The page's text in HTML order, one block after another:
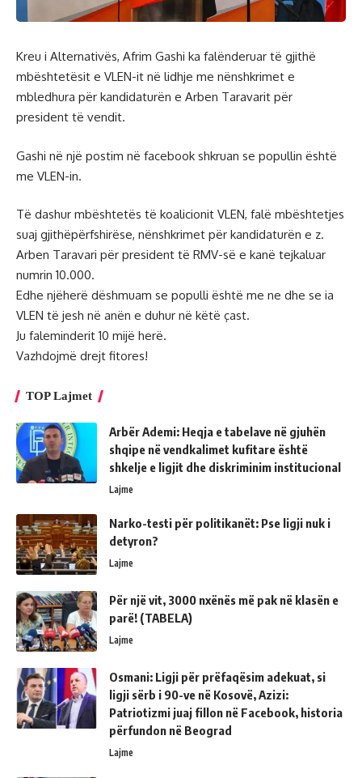
Kreu i Alternativës, Afrim Gashi ka falënderuar të gjithë
mbështetësit e VLEN-it në lidhje me nënshkrimet e
mbledhura për kandidaturën e Arben Taravarit për
president të vendit.
Gashi në një postim në facebook shkruan se popullin është
me VLEN-in.
Të dashur mbështetës të koalicionit VLEN, falë mbështetjes
suaj gjithëpërfshirëse, nënshkrimet për kandidaturën e z.
Arben Taravari për president të RMV-së e kanë tejkaluar
numrin 10.000.
Edhe njëherë dëshmuam se populli është me ne dhe se ia
VLEN të jesh në anën e duhur në këtë çast.
Ju faleminderit 10 mijë herë.
Vazhdojmë drejt fitores!
TOP Lajmet
Arbër Ademi: Heqja e tabelave në gjuhën
shqipe në vendkalimet kufitare është
shkelje e ligjit dhe diskriminim institucional
Lajme
Narko-testi për politikanët: Pse ligji nuk i
detyron?
Lajme
Për një vit, 3000 nxënës më pak në klasën e
parë! (TABELA)
Lajme
Osmani: Ligji për prëfaqësim adekuat, si
ligji sërb i 90-ve në Kosovë, Azizi:
Patriotizmi juaj fillon në Facebook, historia
përfundon në Beograd
Lajme